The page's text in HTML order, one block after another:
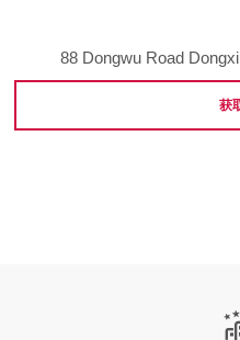
88 Dongwu Road
获